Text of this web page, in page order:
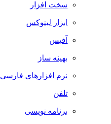
سخت افزار
ابزار لینوکس
آفیس
بهینه ساز
نرم افزارهای فارسی
تلفن
برنامه نویسی